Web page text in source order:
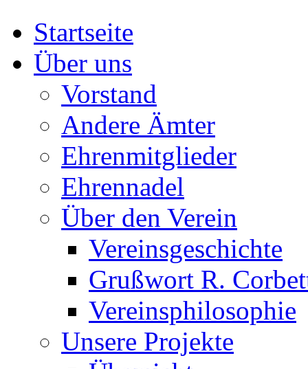
Startseite
Über uns
Vorstand
Andere Ämter
Ehrenmitglieder
Ehrennadel
Über den Verein
Vereinsgeschichte
Grußwort R.
Vereinsphilosophie
Unsere Projekte